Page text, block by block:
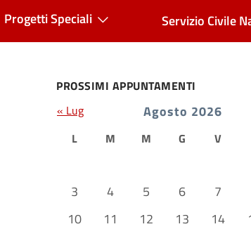
Progetti Speciali Servizio Civile
PROSSIMI APPUNTAMENTI
Agosto 2026
L M M G V
3
4 5 6 7
10
11 12 13 14
« Lug